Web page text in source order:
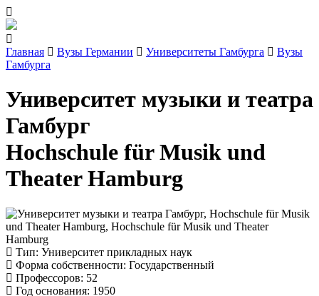
Главная Вузы Германии Университеты Гамбурга
Вузы
Гамбурга
Университет музыки и театра
Гамбург
Hochschule für Musik und
Theater Hamburg
Тип: Университет прикладных наук
Форма собственности: Государственный
Профессоров: 52
Год основания: 1950